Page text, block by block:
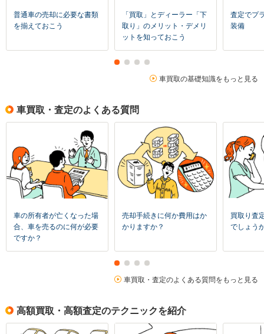
普通車の売却に必要な書類
を揃えておこう
「買取」とディーラー「下
取り」のメリット・デメリ
ットを知っておこう
査定でプ
装備
車買取の基礎知識をもっと見る
車買取・査定のよくある質問
車の所有者が亡くなった場
合、車を売るのに何が必要
ですか？
売却手続きに何か費用はか
かりますか？
買取り査
でしょう
車買取・査定のよくある質問をもっと見る
高額買取・高額査定のテクニックを紹介